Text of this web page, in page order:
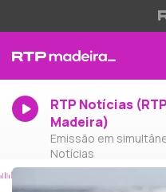
RTP Notícias (RTP
Madeira)
Emissão em
Notícias